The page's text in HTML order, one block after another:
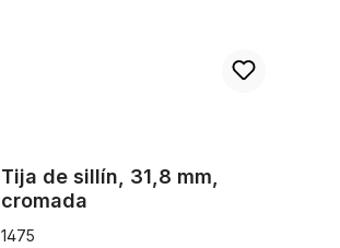
Tija de sillín, 31,8 mm,
cromada
1475